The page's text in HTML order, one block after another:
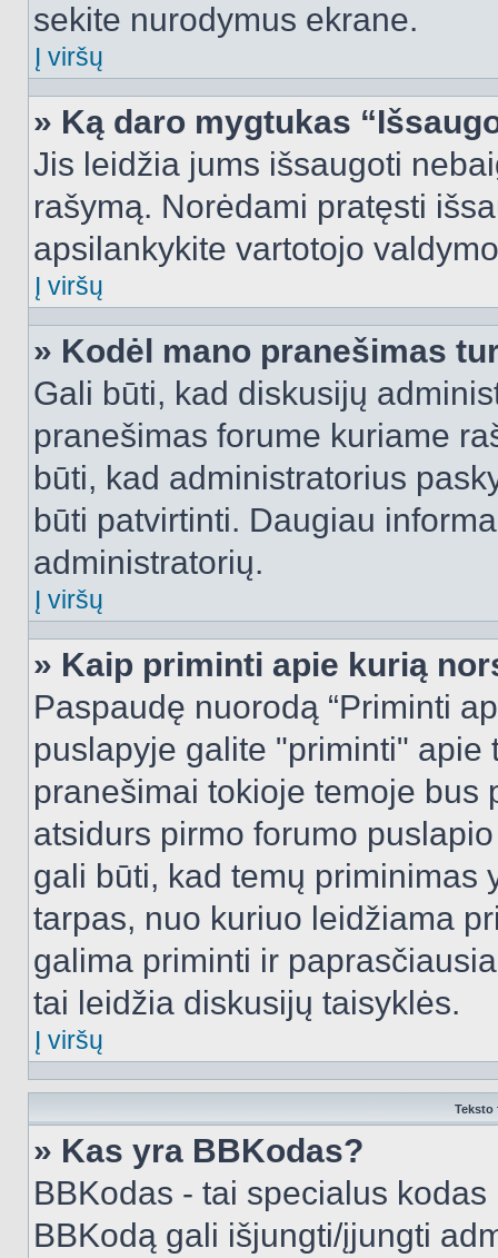
sekite nurodymus ekrane.
Į viršų
» Ką daro mygtukas
Jis leidžia jums išsaugoti
rašymą. Norėdami pratęsti
apsilankykite vartotojo
Į viršų
» Kodėl mano pranešimas
Gali būti, kad diskusijų
pranešimas forume kuriame
būti, kad administratorius
būti patvirtinti. Daugiau
administratorių.
Į viršų
» Kaip priminti apie kurią
Paspaudę nuorodą “Priminti
puslapyje galite "priminti"
pranešimai tokioje temoje bus
atsidurs pirmo forumo
gali būti, kad temų priminimas
tarpas, nuo kuriuo leidžiama
galima priminti ir
tai leidžia diskusijų taisyklės.
Į viršų
Teksto
» Kas yra BBKodas?
BBKodas - tai specialus
BBKodą gali išjungti/įjungti